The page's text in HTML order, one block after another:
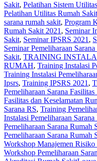
Sakit‎, Pelatihan Sistem
Pelatihan Utilitas Rumah Sakit
sarana rumah sakit, Program
Rumah Sakit 2021 , Seminar
Sakit, Seminar IPSRS 2021 ,
Seminar Pemeliharaan Sarana
Sakit, TRAINING
RUMAH, Training Instalasi
Training Instalasi
Ipsrs, Training IPSRS 2021 ,
Pemeliharaan Sarana
Fasilitas dan Keselamatan
Sarana RS, Training
Instalasi Pemeliharaan
Pemeliharaan Sarana Rumah
Pemeliharaan Sarana Rumah
Workshop Manajemen
Workshop Pemeliharaan